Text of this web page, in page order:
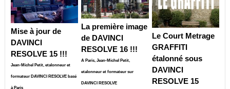
Mise à jour de
DAVINCI
RESOLVE 15 !!!
Jean-Michel Petit, etalonneur et
formateur DAVINCI RESOLVE basé
à Paris
La première image
de DAVINCI
RESOLVE 16 !!!
A Paris, Jean-Michel Petit,
etalonneur et formateur sur
DAVINCI RESOLVE
Le Court Metrage
GRAFFITI
étalonné sous
DAVINCI
RESOLVE 15